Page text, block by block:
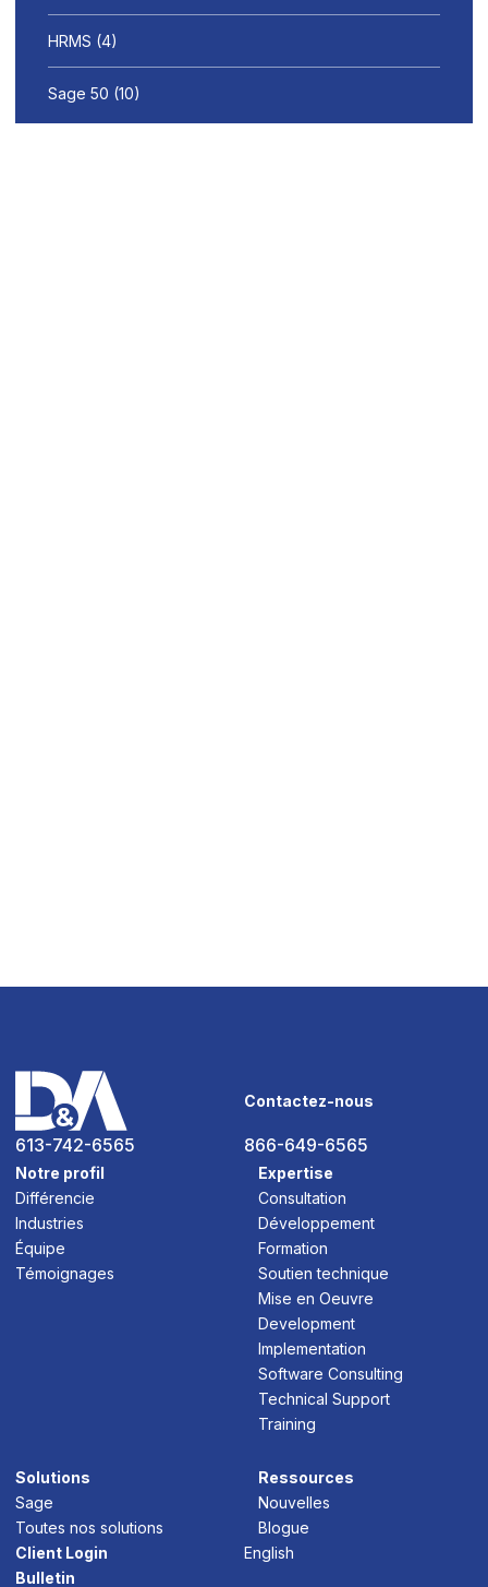
HRMS (4)
Sage 50 (10)
Notre profil
Différencie
Industries
Équipe
Témoignages
Expertise
Consultation
Développement
Formation
Soutien technique
Mise en Oeuvre
Development
Implementation
Software Consulting
Technical Support
Training
Solutions
Sage
Toutes nos solutions
Ressources
Nouvelles
Blogue
Client Login
Bulletin
Contactez-nous
613-742-6565 866-649-6565
English